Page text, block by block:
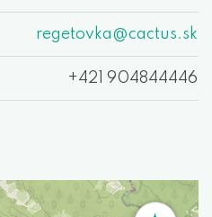
regetovka@cactus.sk
+421 904844446